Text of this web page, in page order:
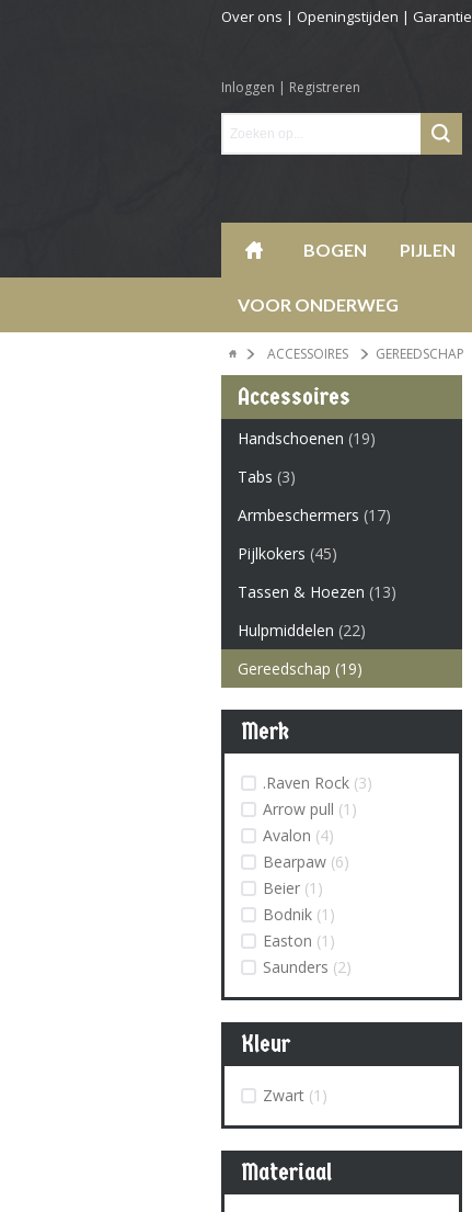
Over ons | Openingstijden | Garantie
Inloggen | Registreren
BOGEN PIJLEN
VOOR ONDERWEG
ACCESSOIRES GEREEDSCHAP
Accessoires
Handschoenen (19)
Tabs (3)
Armbeschermers (17)
Pijlkokers (45)
Tassen & Hoezen (13)
Hulpmiddelen (22)
Gereedschap (19)
Merk
.Raven Rock (3)
Arrow pull (1)
Avalon (4)
Bearpaw (6)
Beier (1)
Bodnik (1)
Easton (1)
Saunders (2)
Kleur
Zwart (1)
Materiaal